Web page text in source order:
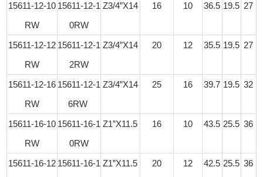
15611-12-10
RW
15611-12-1
0RW
Z3/4”X14 16 10 36.5 19.5 27
15611-12-12
RW
15611-12-1
2RW
Z3/4”X14 20 12 35.5 19.5 27
15611-12-16
RW
15611-12-1
6RW
Z3/4”X14 25 16 39.7 19.5 32
15611-16-10
RW
15611-16-1
0RW
Z1”X11.5 16 10 43.5 25.5 36
15611-16-12 15611-16-1 Z1”X11.5 20 12 42.5 25.5 36